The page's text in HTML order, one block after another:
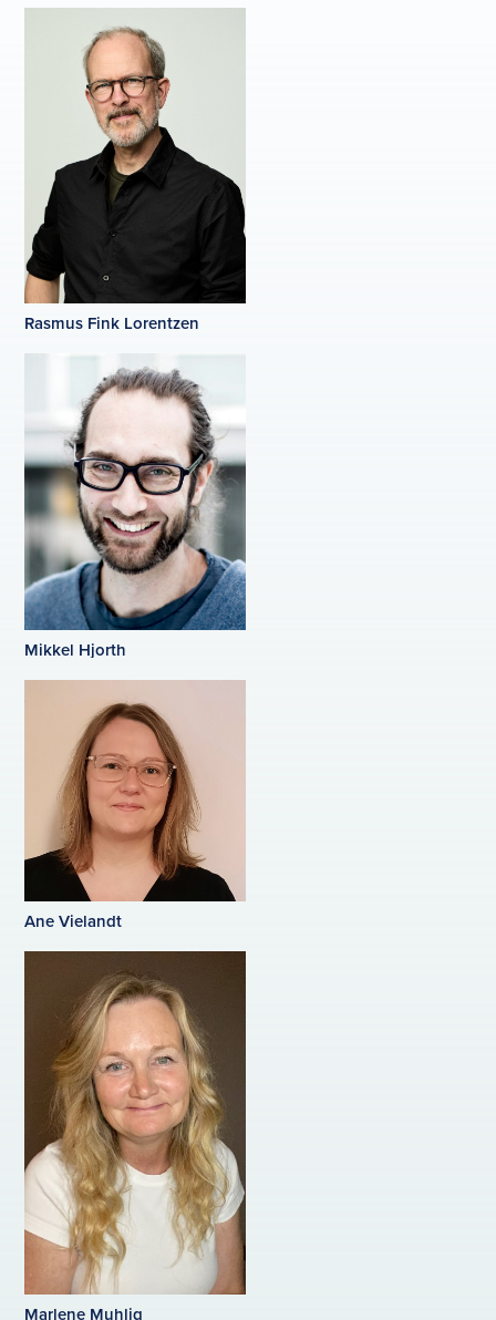
Rasmus Fink Lorentzen
Mikkel Hjorth
Ane Vielandt
Marlene Muhlig